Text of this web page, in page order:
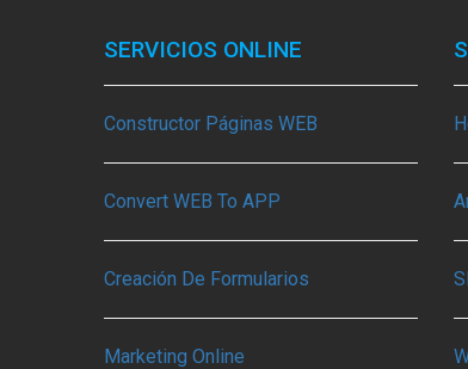
SERVICIOS ONLINE
Constructor Páginas WEB
Convert WEB To APP
Creación De Formularios
Marketing Online